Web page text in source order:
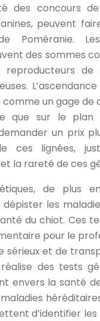
des concours
peuvent
Poméranie.
des sommes
reproducteurs de
un gage de
que sur le
un prix
ces lignées,
la rareté de ces
de plus
les
du chiot. Ces
pour le
sérieux et de
des tests
envers la santé
d’identifier les